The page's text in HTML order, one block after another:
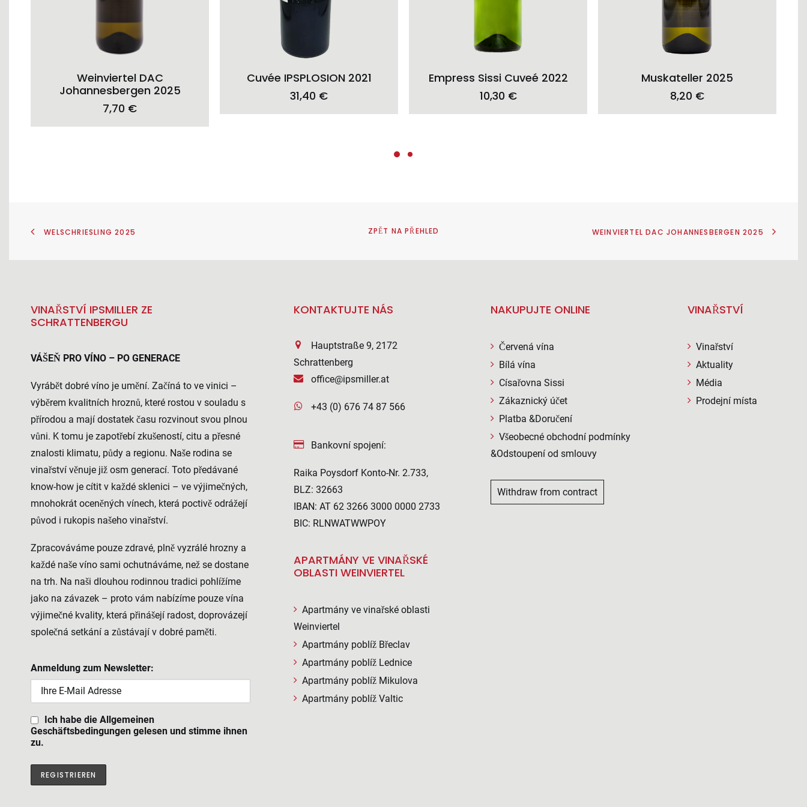
ADD TO CART
Weinviertel DAC
Johannesbergen 2025
7,70 €
ADD TO CART
Cuvée IPSPLOSION 2021
31,40 €
ADD TO CART
Empress Sissi Cuveé 2022
10,30 €
ADD TO CART
Muskateller 2025
8,20 €
WELSCHRIESLING 2025 ZPĚT NA PŘEHLED WEINVIERTEL DAC JOHANNESBERGEN 2025
VINAŘSTVÍ IPSMILLER ZE
SCHRATTENBERGU
VÁŠEŇ PRO VÍNO – PO GENERACE
Vyrábět dobré víno je umění. Začíná to ve vinici –
výběrem kvalitních hroznů, které rostou v souladu s
přírodou a mají dostatek času rozvinout svou plnou
vůni. K tomu je zapotřebí zkušeností, citu a přesné
znalosti klimatu, půdy a regionu. Naše rodina se
vinařství věnuje již osm generací. Toto předávané
know-how je cítit v každé sklenici – ve výjimečných,
mnohokrát oceněných vínech, která poctivě odrážejí
původ i rukopis našeho vinařství.
Zpracováváme pouze zdravé, plně vyzrálé hrozny a
každé naše víno sami ochutnáváme, než se dostane
na trh. Na naši dlouhou rodinnou tradici pohlížíme
jako na závazek – proto vám nabízíme pouze vína
výjimečné kvality, která přinášejí radost, doprovázejí
společná setkání a zůstávají v dobré paměti.
Anmeldung zum Newsletter:
Ich habe die Allgemeinen
Geschäftsbedingungen gelesen und stimme ihnen
zu.
KONTAKTUJTE NÁS
Hauptstraße 9, 2172
Schrattenberg
office@ipsmiller.at
+43 (0) 676 74 87 566
Bankovní spojení:
Raika Poysdorf Konto-Nr. 2.733,
BLZ: 32663
IBAN: AT 62 3266 3000 0000 2733
BIC: RLNWATWWPOY
APARTMÁNY VE VINAŘSKÉ
OBLASTI WEINVIERTEL
Apartmány ve vinařské oblasti
Weinviertel
Apartmány poblíž Břeclav
Apartmány poblíž Lednice
Apartmány poblíž Mikulova
Apartmány poblíž Valtic
NAKUPUJTE ONLINE
Červená vína
Bílá vína
Císařovna Sissi
Zákaznický účet
Platba &Doručení
Všeobecné obchodní podmínky
&Odstoupení od smlouvy
Withdraw from contract
VINAŘSTVÍ
Vinařství
Aktuality
Média
Prodejní místa